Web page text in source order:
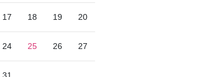
17 18 19 20
24 25 26 27
31